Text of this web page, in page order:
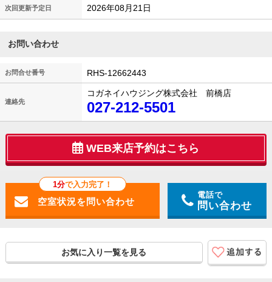
次回更新予定日 2026年08月21日
お問い合わせ
お問合せ番号 RHS-12662443
連絡先
コガネイハウジング株式会社 前橋店
027-212-5501
WEB来店予約はこちら
1分で入力完了！
電話で
問い合わせ
お気に入り一覧を見る